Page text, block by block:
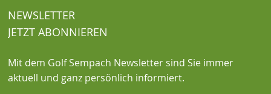
NEWSLETTER
JETZT ABONNIEREN
Mit dem Golf Sempach Newsletter sind Sie immer
aktuell und ganz persönlich informiert.